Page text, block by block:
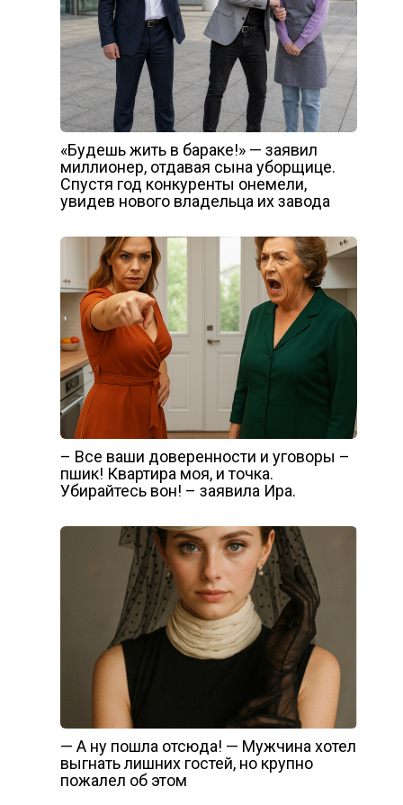
«Будешь жить в бараке!» — заявил
миллионер, отдавая сына уборщице.
Спустя год конкуренты онемели,
увидев нового владельца их завода
– Все ваши доверенности и уговоры –
пшик! Квартира моя, и точка.
Убирайтесь вон! – заявила Ира.
— А ну пошла отсюда! — Мужчина хотел
выгнать лишних гостей, но крупно
пожалел об этом